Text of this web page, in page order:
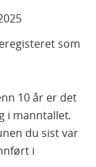
som
10 år er det
i manntallet.
du sist var
i